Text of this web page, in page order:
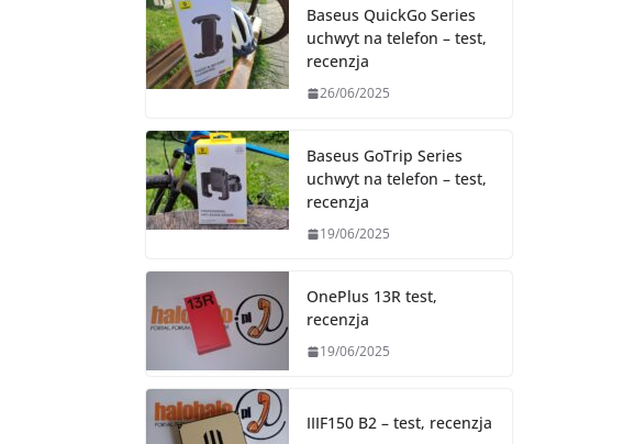
Baseus QuickGo Series
uchwyt na telefon – test,
recenzja
26/06/2025
Baseus GoTrip Series
uchwyt na telefon – test,
recenzja
19/06/2025
OnePlus 13R test,
recenzja
19/06/2025
IIIF150 B2 – test, recenzja